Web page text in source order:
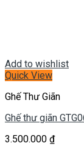
Add to wishlist
Quick View
Ghế Thư Giãn
Ghế thư giãn
3.500.000 ₫